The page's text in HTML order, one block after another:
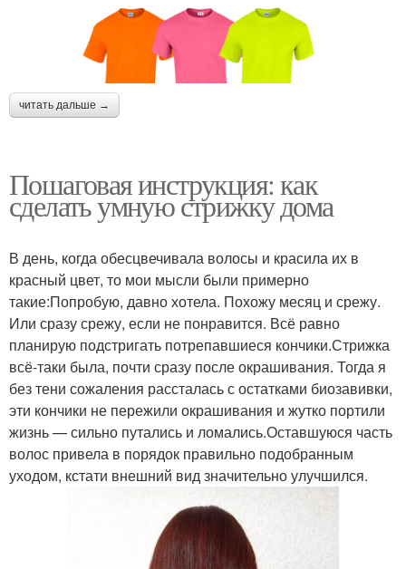
читать дальше →
Пошаговая инструкция: как
сделать умную стрижку дома
В день, когда обесцвечивала волосы и красила их в
красный цвет, то мои мысли были примерно
такие:Попробую, давно хотела. Похожу месяц и срежу.
Или сразу срежу, если не понравится. Всё равно
планирую подстригать потрепавшиеся кончики.Стрижка
всё-таки была, почти сразу после окрашивания. Тогда я
без тени сожаления рассталась с остатками биозавивки,
эти кончики не пережили окрашивания и жутко портили
жизнь — сильно путались и ломались.Оставшуюся часть
волос привела в порядок правильно подобранным
уходом, кстати внешний вид значительно улучшился.